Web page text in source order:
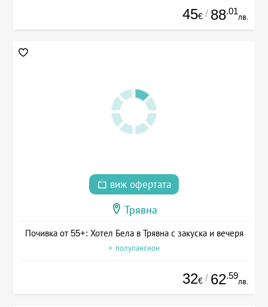
45€ / 88.01
лв.
виж офертата
Трявна
Почивка от 55+: Хотел Бела в Трявна с закуска и вечеря
+ полупансион
32€ / 62.59
лв.